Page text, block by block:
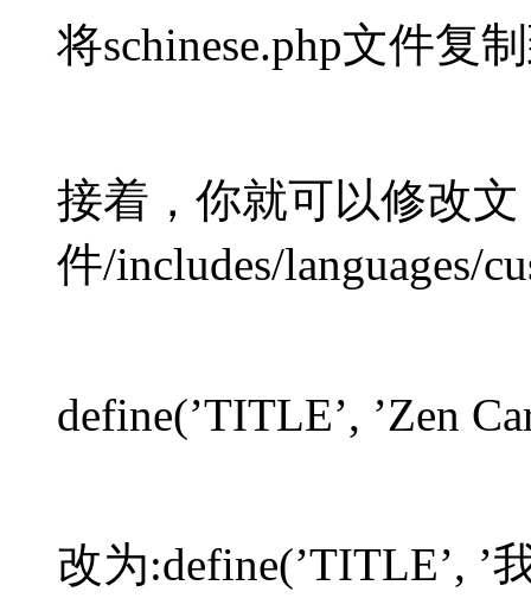
将schinese.php文件复
接着，你就可以修改文
件/includes/languages/
define(’TITLE’, ’Zen
改为:define(’TITLE’, ’